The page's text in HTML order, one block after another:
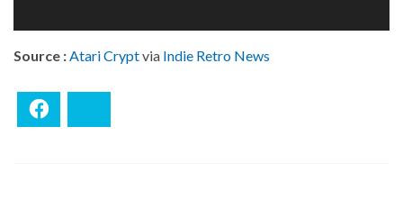
Source : Atari Cryptvia Indie Retro News